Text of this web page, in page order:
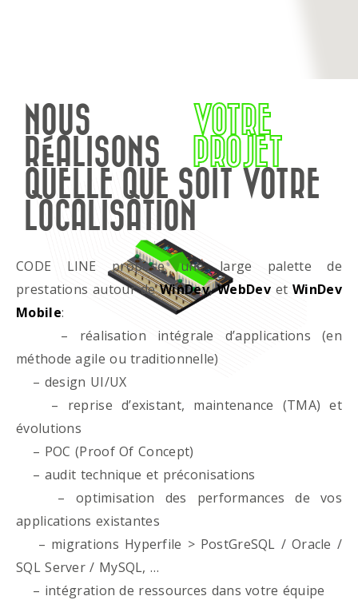
NOUS
RÉALISONS
VOTRE
PROJET
QUELLE QUE SOIT VOTRE
LOCALISATION
CODE LINE propose une large palette de
prestations autour deWinDev,WebDevet WinDev
Mobile:
– réalisation intégrale d’applications (en
méthode agile ou traditionnelle)
– design UI/UX
– reprise d’existant, maintenance (TMA) et
évolutions
– POC (Proof Of Concept)
– audit technique et préconisations
– optimisation des performances de vos
applications existantes
– migrations Hyperfile > PostGreSQL / Oracle /
SQL Server / MySQL, …
– intégration de ressources dans votre équipe